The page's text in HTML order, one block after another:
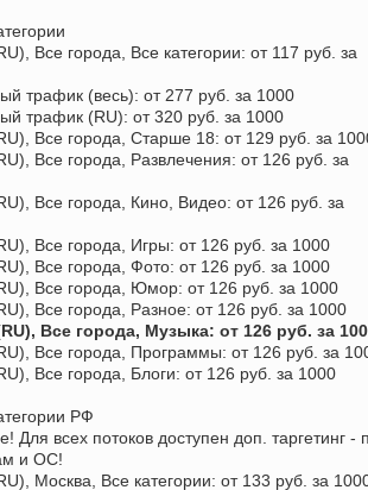
Все города, Все категории: от 117 руб. за
трафик (весь): от 277 руб. за 1000
трафик (RU): от 320 руб. за 1000
Все города, Старше 18: от 129 руб. за
Все города, Развлечения: от 126 руб. за
Все города, Кино, Видео: от 126 руб. за
Все города, Игры: от 126 руб. за 1000
Все города, Фото: от 126 руб. за 1000
Все города, Юмор: от 126 руб. за 1000
Все города, Разное: от 126 руб. за 1000
Все города, Музыка: от 126 руб. за
Все города, Программы: от 126 руб. за
Все города, Блоги: от 126 руб. за 1000
РФ
Для всех потоков доступен доп. таргетинг -
и ОС!
Москва, Все категории: от 133 руб. за